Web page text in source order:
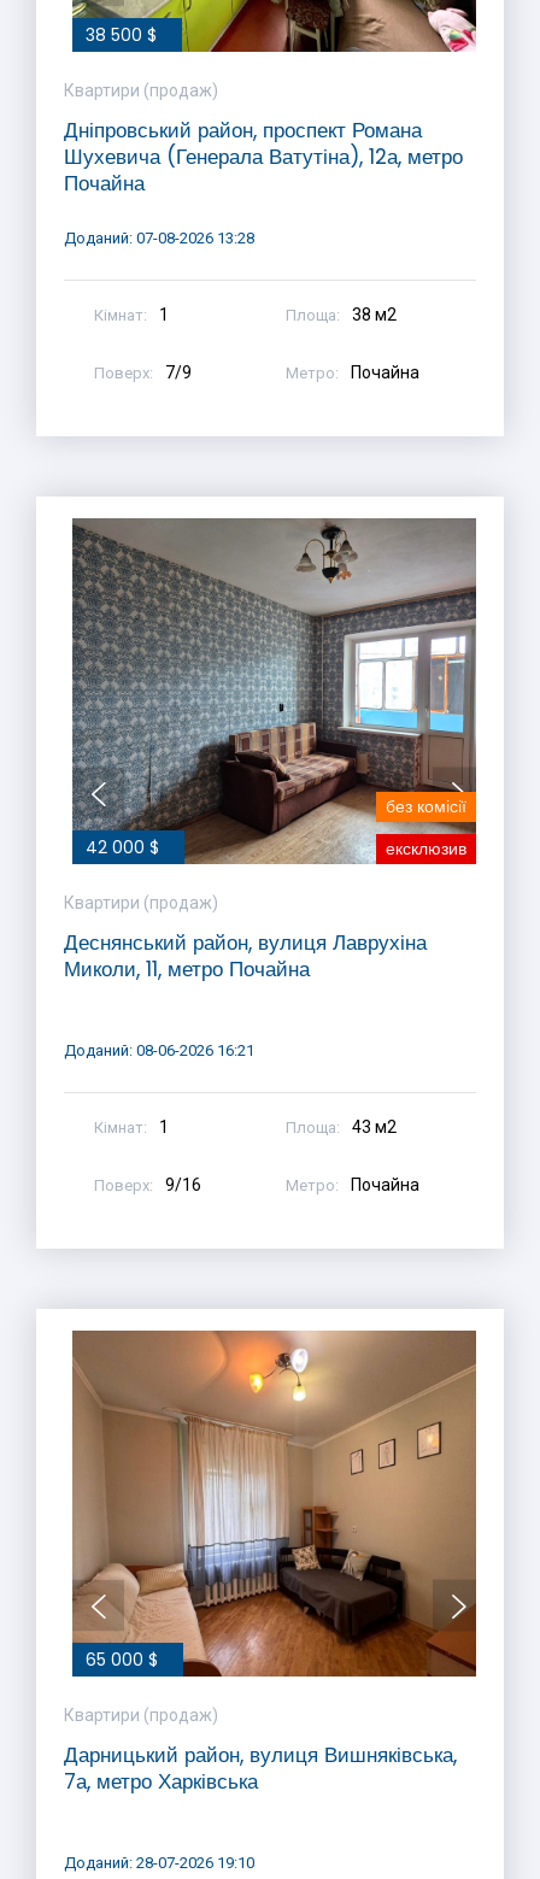
38 500 $
Квартири (продаж)
Дніпровський район, проспект Романа
Шухевича (Генерала Ватутіна), 12а, метро
Почайна
Доданий: 07-08-2026 13:28
Кімнат: 1 Площа: 38 м2
Поверх: 7/9 Метро: Почайна
42 000 $ ексклюзив
без комісії
Квартири (продаж)
Деснянський район, вулиця Лаврухіна
Миколи, 11, метро Почайна
Доданий: 08-06-2026 16:21
Кімнат: 1 Площа: 43 м2
Поверх: 9/16 Метро: Почайна
65 000 $
Квартири (продаж)
Дарницький район, вулиця Вишняківська,
7а, метро Харківська
Доданий: 28-07-2026 19:10